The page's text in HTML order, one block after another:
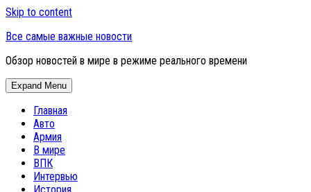
Skip to content
Все самые важные новости
Обзор новостей в мире в режиме реального времени
Expand Menu
Главная
Авто
Армия
В мире
ВПК
Интервью